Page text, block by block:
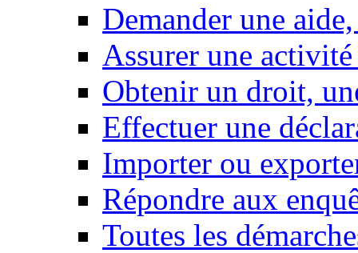
Demander une
Assurer une
Obtenir un droit,
Effectuer une
Importer ou
Répondre aux
Toutes les